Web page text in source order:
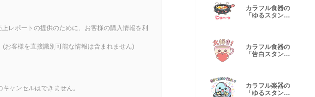
レポートの提供のために、お客様の購入情報を利
お客様を直接識別可能な情報は含まれません)
ャンセルはできません。
カラフル食器の
「ゆるスタン
カラフル食器の
「告白スタン
カラフル楽器の
「ゆるスタン